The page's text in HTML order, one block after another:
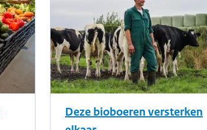
Deze bioboeren versterken